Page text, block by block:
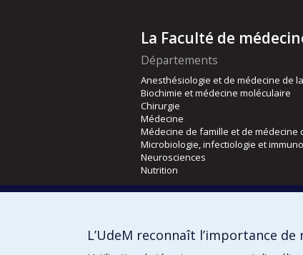
La Faculté de
Départements
Anesthésiologie et de médecine de
Biochimie et médecine moléculaire
Chirurgie
Médecine
Médecine de famille et de médecine
Microbiologie, infectiologie et
Neurosciences
Nutrition
Orthophonie et audiologie
L’UdeM reconnaît l’importance